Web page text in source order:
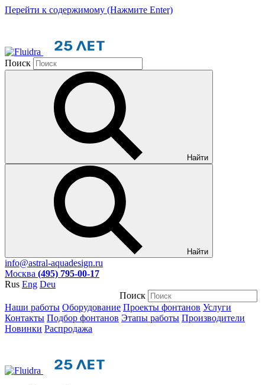
Перейти к содержимому (Нажмите Enter)
Поиск
Найти
Найти
info@astral-aquadesign.ru
Москва (495) 795-00-17
Rus Eng Deu
Поиск
Наши работы Оборудование Проекты фонтанов Услуги
Контакты Подбор фонтанов Этапы работы Производители
Новинки Распродажа